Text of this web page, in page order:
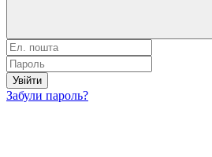
Увійти
Забули пароль?